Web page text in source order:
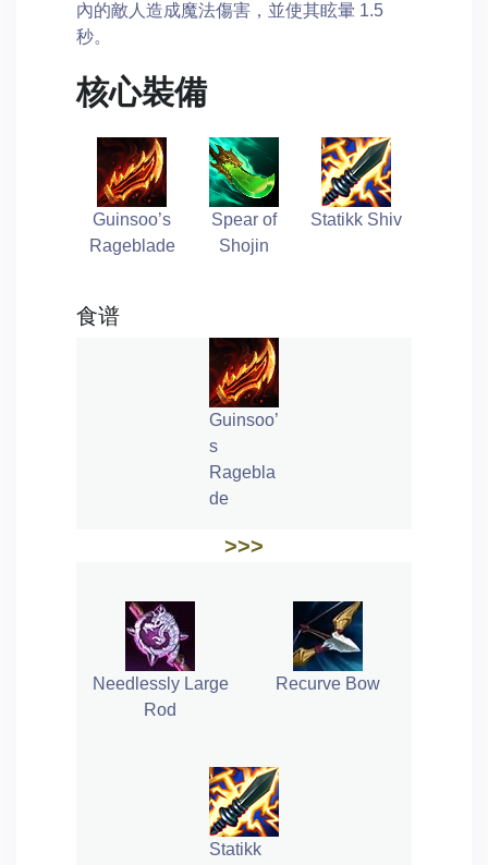
內的敵人造成魔法傷害，並使其眩暈 1.5
秒。
核心裝備
Guinsoo’s
Rageblade
Spear of
Shojin
Statikk Shiv
食谱
Guinsoo’
s
Ragebla
de
>>>
Needlessly Large
Rod
Recurve Bow
Statikk